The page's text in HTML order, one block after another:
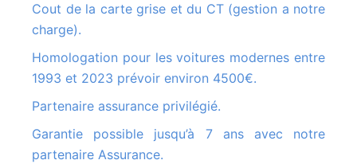
Cout de la carte grise et du CT (gestion a notre
charge).
Homologation pour les voitures modernes entre
1993 et 2023 prévoir environ 4500€.
Partenaire assurance privilégié.
Garantie possible jusqu’à 7 ans avec notre
partenaire Assurance.